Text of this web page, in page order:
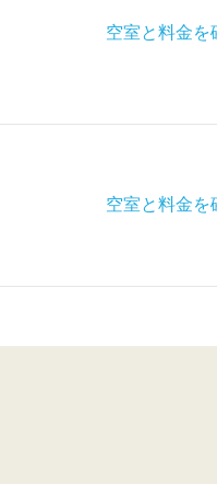
空室と料金を
空室と料金を